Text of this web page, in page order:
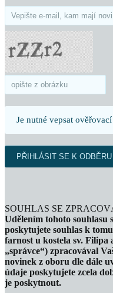
Je nutné vepsat
SOUHLAS SE
Udělením tohoto souhlasu
poskytujete souhlas k
farnost u kostela sv. Filipa
„správce“) zpracovával
novinek z oboru dle dále
údaje poskytujete zcela
je poskytnout.